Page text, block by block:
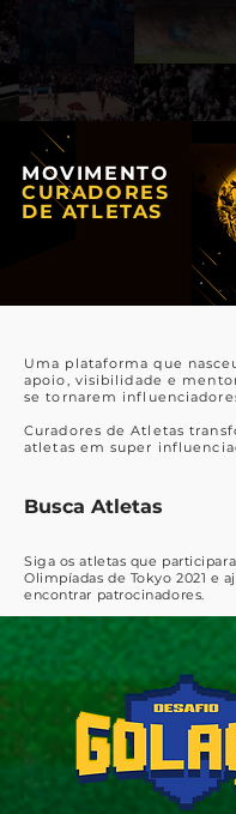
MOVIMENTO
CURADORES
DE ATLETAS
Uma plataforma que
apoio, visibilidade e
se tornarem
Curadores de Atletas
atletas em super
Busca Atletas
Siga os atletas que
Olimpíadas de Tokyo 2021 e
encontrar patrocinadores.